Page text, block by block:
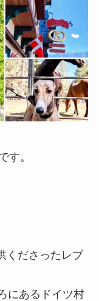
す。
くださったレブ
にあるドイツ村